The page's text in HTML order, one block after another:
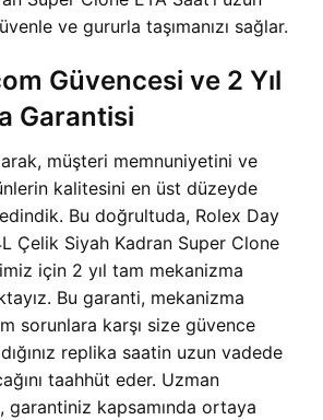
ve gururla taşımanızı sağlar.
Güvencesi ve 2 Yıl
Garantisi
müşteri memnuniyetini ve
kalitesini en üst düzeyde
Bu doğrultuda, Rolex Day
Çelik Siyah Kadran Super Clone
için 2 yıl tam mekanizma
Bu garanti, mekanizma
sorunlara karşı size güvence
replika saatin uzun vadede
taahhüt eder. Uzman
garantiniz kapsamında ortaya